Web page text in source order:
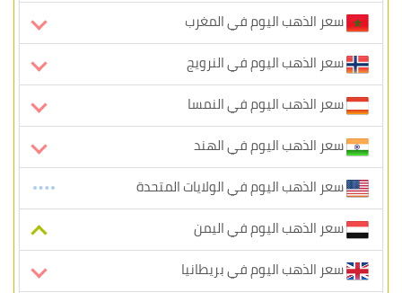
سعر الذهب اليوم في المغرب
سعر الذهب اليوم في النرويج
سعر الذهب اليوم في النمسا
سعر الذهب اليوم في الهند
سعر الذهب اليوم في الولايات المتحدة
سعر الذهب اليوم في اليمن
سعر الذهب اليوم في بريطانيا